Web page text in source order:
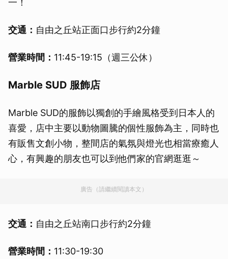
一！
交通： 自由之丘站正面口步行約2分鐘
營業時間： 11:45-19:15（週三公休）
Marble SUD 服飾店
Marble SUD的服飾以獨創的手繪風格受到日本人的
喜愛，店中主要以動物圖騰的個性服飾為主，同時也
有販售文創小物，整間店的氣氛與燈光也相當療癒人
心，有興趣的朋友也可以到他們家的官網逛逛～
廣告（請繼續閱讀本文）
交通： 自由之丘站南口步行約2分鐘
營業時間： 11:30-19:30